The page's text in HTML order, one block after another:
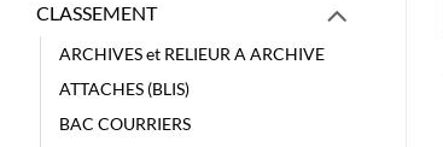
CLASSEMENT
ARCHIVES et RELIEUR A ARCHIVE
ATTACHES (BLIS)
BAC COURRIERS